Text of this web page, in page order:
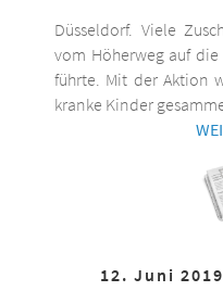
Düsseldorf. Viele
vom Höherweg auf
führte. Mit der Aktion
kranke Kinder
12. Juni